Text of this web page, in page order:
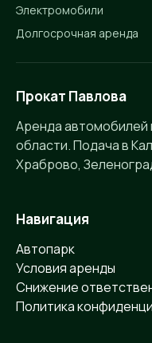
Электромобили
Долгосрочная аренда
Прокат Павлова
Аренда автомобилей
области. Подача в
Храброво,
Навигация
Автопарк
Условия аренды
Снижение
Политика